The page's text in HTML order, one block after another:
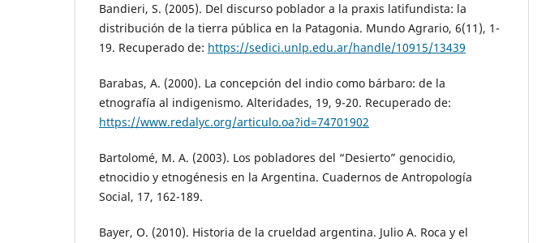
Bandieri, S. (2005). Del discurso poblador a la praxis latifundista: la
distribución de la tierra pública en la Patagonia. Mundo Agrario, 6(11), 1-
19. Recuperado de: https://sedici.unlp.edu.ar/handle/10915/13439
Barabas, A. (2000). La concepción del indio como bárbaro: de la
etnografía al indigenismo. Alteridades, 19, 9-20. Recuperado de:
https://www.redalyc.org/articulo.oa?id=74701902
Bartolomé, M. A. (2003). Los pobladores del “Desierto” genocidio,
etnocidio y etnogénesis en la Argentina. Cuadernos de Antropología
Social, 17, 162-189.
Bayer, O. (2010). Historia de la crueldad argentina. Julio A. Roca y el